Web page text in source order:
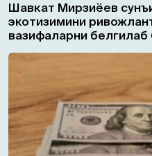
Шавкат Мирзиёев
экотизимини
вазифаларни белгилаб